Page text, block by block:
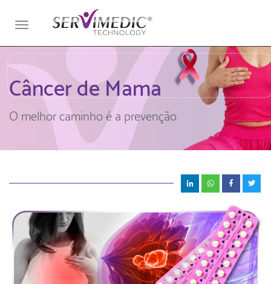
Toggle
Câncer de Mama
O melhor caminho é a prevenção